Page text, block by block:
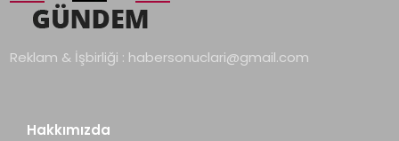
Reklam & İşbirliği : habersonuclari@gmail.com
Hakkımızda